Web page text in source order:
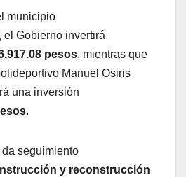
municipio
, el Gobierno invertirá
pesos, mientras que
Manuel Osiris
una inversión
.
seguimiento
y reconstrucción